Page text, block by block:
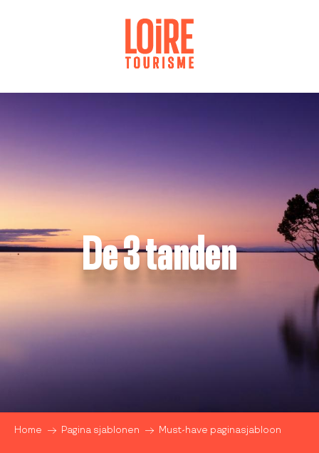
De 3 tanden
Home Pagina sjablonen Must-have paginasjabloon